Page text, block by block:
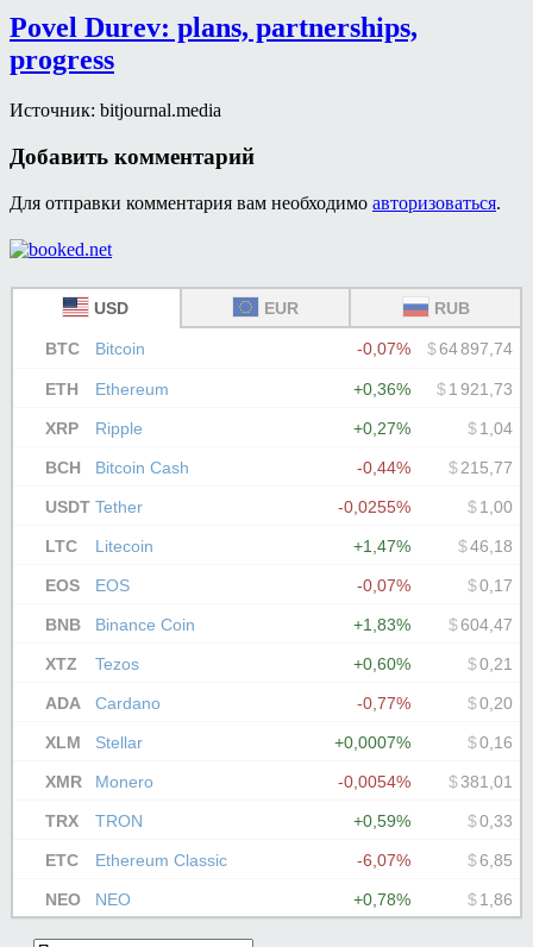
Povel Durev: plans, partnerships,
progress
Источник: bitjournal.media
Добавить комментарий
Для отправки комментария вам необходимо авторизоваться.